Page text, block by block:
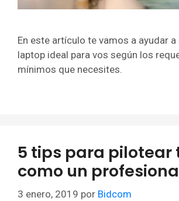
En este artículo te vamos a ayudar
laptop ideal para vos según los
mínimos que necesites.
5 tips para pilotear
como un
3 enero, 2019 por Bidcom